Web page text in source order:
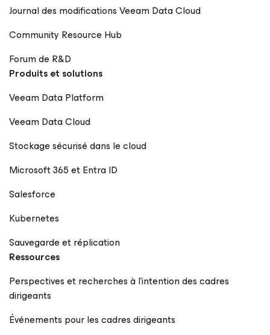
Journal des modifications Veeam Data Cloud
Community Resource Hub
Forum de R&D
Produits et solutions
Veeam Data Platform
Veeam Data Cloud
Stockage sécurisé dans le cloud
Microsoft 365 et Entra ID
Salesforce
Kubernetes
Sauvegarde et réplication
Ressources
Perspectives et recherches à l’intention des cadres
dirigeants
Événements pour les cadres dirigeants